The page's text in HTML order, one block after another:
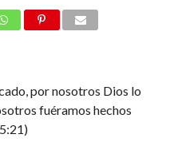
por nosotros Dios lo
fuéramos hechos